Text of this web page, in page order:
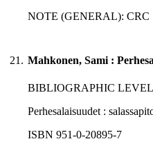
NOTE (GENERAL): CRC
21. Mahkonen, Sami :
BIBLIOGRAPHIC
Perhesalaisuudet :
ISBN 951-0-20895-7